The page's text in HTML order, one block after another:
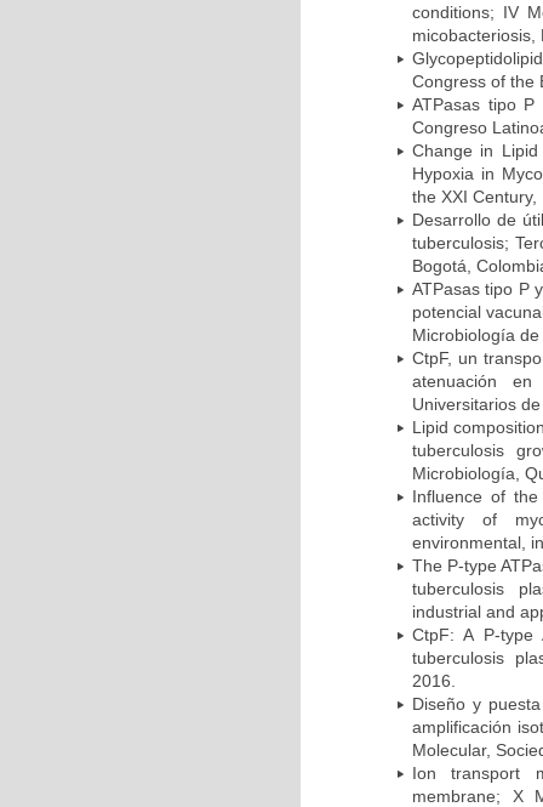
conditions; IV
micobacteriosis,
Congress of the
ATPasas tipo P
Congreso
Change in
Hypoxia in
the XXI
Desarrollo de
tuberculosis;
Bogotá,
ATPasas tipo P
potencial
Microbiología
CtpF, un
atenuación
Universitarios
Lipid
tuberculosis
Microbiología,
Influence of the
activity of
environmental,
The P-type
tuberculosis
industrial and
CtpF: A P-type
tuberculosis
2016.
Diseño y
amplificación
Molecular,
Ion transport
membrane; X